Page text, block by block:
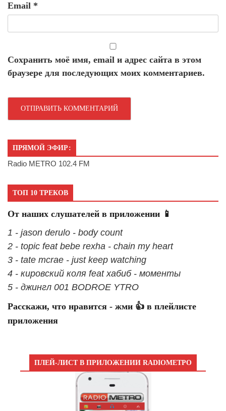
Email *
Сохранить моё имя, email и адрес сайта в этом
браузере для последующих моих комментариев.
ПРЯМОЙ ЭФИР:
Radio METRO 102.4 FM
ТОП 10 ТРЕКОВ
От наших слушателей в приложении 📱
1 - jason derulo - body count
2 - topic feat bebe rexha - chain my heart
3 - tate mcrae - just keep watching
4 - кировский коля feat хабиб - моменты
5 - джингл 001 BODROE YTRO
Расскажи, что нравится - жми 👍 в плейлисте
приложения
ПЛЕЙ-ЛИСТ В ПРИЛОЖЕНИИ RADIOМЕТРО